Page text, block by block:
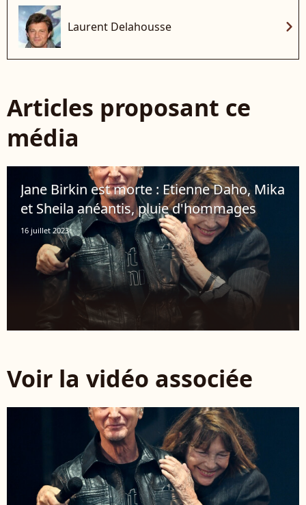
Laurent Delahousse chevron_right
Articles proposant ce
média
Jane Birkin est morte : Etienne Daho, Mika
et Sheila anéantis, pluie d'hommages
16 juillet 2023
Voir la vidéo associée